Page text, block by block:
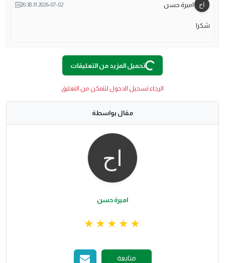
اميرة حسن 2026-07-02 20:38:31
شكرا
L
O
A
D
In
G...
تحميل المزيد من التعليقات
الرجاء تسجيل الدخول لتتمكن من التعليق
مقال بواسطة
اميرة حسن
متابعة